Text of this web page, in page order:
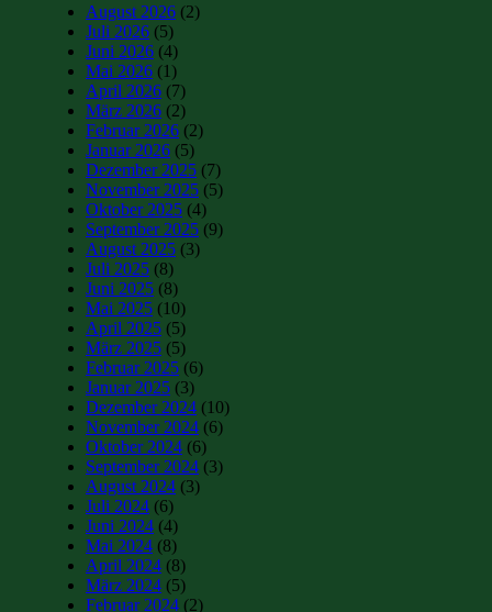
August 2026 (2)
Juli 2026 (5)
Juni 2026 (4)
Mai 2026 (1)
April 2026 (7)
März 2026 (2)
Februar 2026 (2)
Januar 2026 (5)
Dezember 2025 (7)
November 2025 (5)
Oktober 2025 (4)
September 2025 (9)
August 2025 (3)
Juli 2025 (8)
Juni 2025 (8)
Mai 2025 (10)
April 2025 (5)
März 2025 (5)
Februar 2025 (6)
Januar 2025 (3)
Dezember 2024 (10)
November 2024 (6)
Oktober 2024 (6)
September 2024 (3)
August 2024 (3)
Juli 2024 (6)
Juni 2024 (4)
Mai 2024 (8)
April 2024 (8)
März 2024 (5)
Februar 2024 (2)